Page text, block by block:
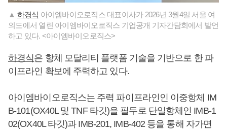
▲ 하경식 아이엠바이오로직스 대표이사가 2026년 3월4일 서울 여
의도에서 열린 아이엠바이오로직스 기업공개 기자간담회에서 발언
하고 있다. <아이엠바이오로직스>
하경식은 항체 모달리티 플랫폼 기술을 기반으로 한 파
이프라인 확보에 주력하고 있다.
아이엠바이오로직스는 주력 파이프라인인 이중항체 IM
B-101(OX40L 및 TNF 타깃)을 필두로 단일항체인 IMB-1
02(OX40L 타깃)과 IMB-201, IMB-402 등을 통해 자가면